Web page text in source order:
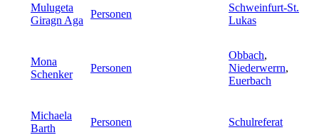
Mulugeta
Giragn Aga
Personen
Schweinfurt-St.
Lukas
Mona
Schenker
Personen
Obbach,
Niederwerrn,
Euerbach
Michaela
Barth
Personen Schulreferat